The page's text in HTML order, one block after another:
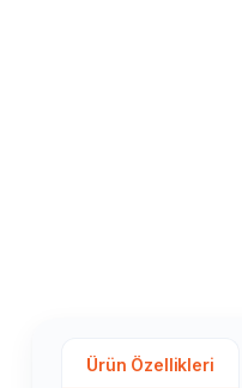
Ürün Özellikleri